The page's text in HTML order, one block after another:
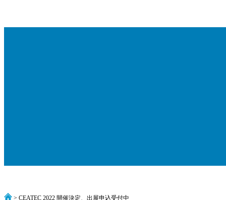
> CEATEC 2022 開催決定、出展申込受付中